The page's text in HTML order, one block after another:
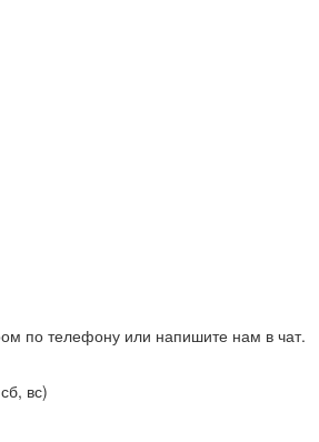
по телефону или напишите нам в чат.
вс)